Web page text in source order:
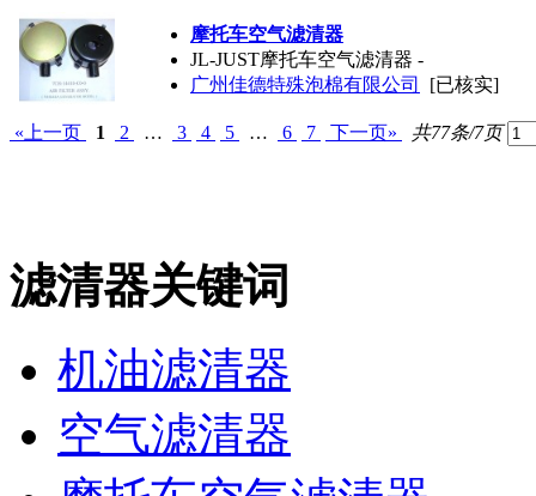
摩托车空气滤清器
JL-JUST摩托车空气滤清器 -
广州佳德特殊泡棉有限公司
[已核实]
«上一页 1 2 … 3 4 5 … 6 7 下一页» 共77条/7页
滤清器关键词
机油滤清器
空气滤清器